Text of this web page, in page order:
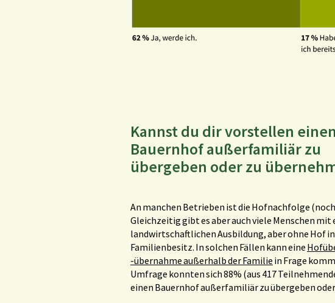
Kannst du dir vorstellen einen
Bauernhof außerfamiliär zu
übergeben oder zu
An manchen Betrieben ist die Hofnachfolge
Gleichzeitig gibt es aber auch viele Menschen mit
landwirtschaftlichen Ausbildung, aber ohne Hof in
Familienbesitz. In solchen Fällen kann eine
-übernahme außerhalb der Familie in Frage
Umfrage konnten sich 88% (aus 417
einen Bauernhof außerfamiliär zu übergeben